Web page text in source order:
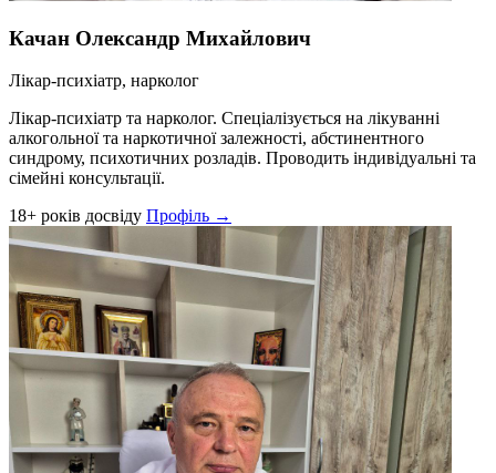
Качан Олександр Михайлович
Лікар-психіатр, нарколог
Лікар-психіатр та нарколог. Спеціалізується на лікуванні
алкогольної та наркотичної залежності, абстинентного
синдрому, психотичних розладів. Проводить індивідуальні та
сімейні консультації.
18+ років досвіду Профіль →